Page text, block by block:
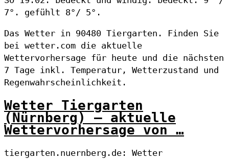
7°. gefühlt 8°/ 5°.
Das Wetter in 90480 Tiergarten. Finden Sie
bei wetter.com die aktuelle
Wettervorhersage für heute und die nächsten
7 Tage inkl. Temperatur, Wetterzustand und
Regenwahrscheinlichkeit.
Wetter Tiergarten
(Nürnberg) – aktuelle
Wettervorhersage von …
tiergarten.nuernberg.de: Wetter